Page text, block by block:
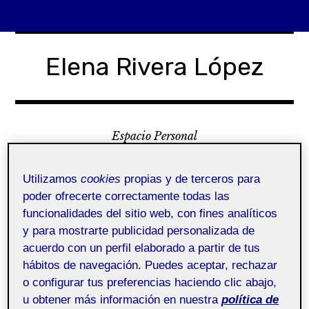
Elena Rivera López
Espacio Personal
Menu
¿Quién soy?
¿Qué es Folio?
ActiFolio:241 Taller de videocreación - Aula 2
241_20_311_02
Utilizamoscookies propias y de terceros para
poder ofrecerte correctamente todas las
funcionalidades del sitio web, con fines analíticos
y para mostrarte publicidad personalizada de
acuerdo con un perfil elaborado a partir de tus
hábitos de navegación. Puedes aceptar, rechazar
o configurar tus preferencias haciendo clic abajo,
u obtener más información en nuestra política de